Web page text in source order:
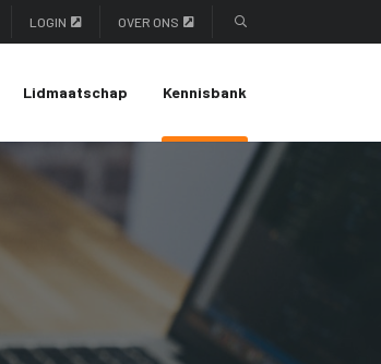
LOGIN OVER ONS
Lidmaatschap Kennisbank